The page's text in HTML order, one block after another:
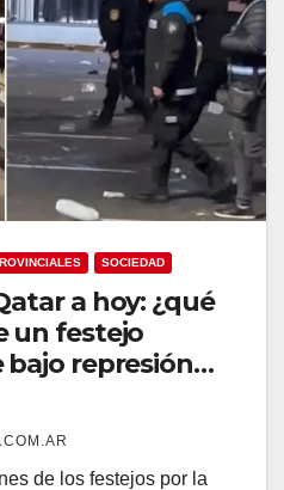
SOCIEDAD
a hoy: ¿qué
un festejo
represión
el Gobierno
Ciudad le temen
la calle?
de los festejos por la